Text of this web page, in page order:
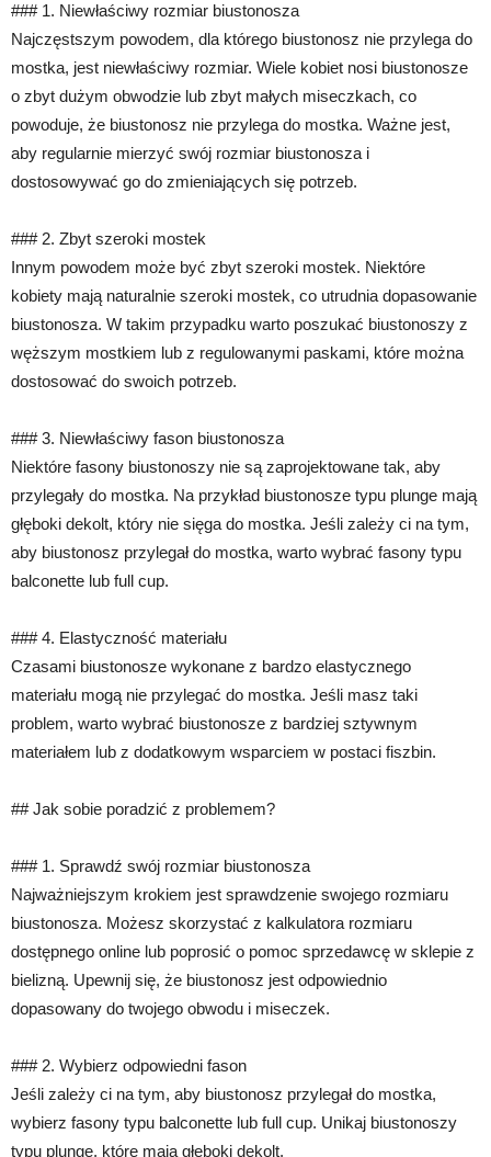
### 1. Niewłaściwy rozmiar biustonosza
Najczęstszym powodem, dla którego biustonosz nie przylega do
mostka, jest niewłaściwy rozmiar. Wiele kobiet nosi biustonosze
o zbyt dużym obwodzie lub zbyt małych miseczkach, co
powoduje, że biustonosz nie przylega do mostka. Ważne jest,
aby regularnie mierzyć swój rozmiar biustonosza i
dostosowywać go do zmieniających się potrzeb.
### 2. Zbyt szeroki mostek
Innym powodem może być zbyt szeroki mostek. Niektóre
kobiety mają naturalnie szeroki mostek, co utrudnia dopasowanie
biustonosza. W takim przypadku warto poszukać biustonoszy z
węższym mostkiem lub z regulowanymi paskami, które można
dostosować do swoich potrzeb.
### 3. Niewłaściwy fason biustonosza
Niektóre fasony biustonoszy nie są zaprojektowane tak, aby
przylegały do mostka. Na przykład biustonosze typu plunge mają
głęboki dekolt, który nie sięga do mostka. Jeśli zależy ci na tym,
aby biustonosz przylegał do mostka, warto wybrać fasony typu
balconette lub full cup.
### 4. Elastyczność materiału
Czasami biustonosze wykonane z bardzo elastycznego
materiału mogą nie przylegać do mostka. Jeśli masz taki
problem, warto wybrać biustonosze z bardziej sztywnym
materiałem lub z dodatkowym wsparciem w postaci fiszbin.
## Jak sobie poradzić z problemem?
### 1. Sprawdź swój rozmiar biustonosza
Najważniejszym krokiem jest sprawdzenie swojego rozmiaru
biustonosza. Możesz skorzystać z kalkulatora rozmiaru
dostępnego online lub poprosić o pomoc sprzedawcę w sklepie z
bielizną. Upewnij się, że biustonosz jest odpowiednio
dopasowany do twojego obwodu i miseczek.
### 2. Wybierz odpowiedni fason
Jeśli zależy ci na tym, aby biustonosz przylegał do mostka,
wybierz fasony typu balconette lub full cup. Unikaj biustonoszy
typu plunge, które mają głęboki dekolt.